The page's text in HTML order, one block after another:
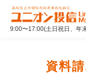
9:00〜17:00(土日祝日、年
資料